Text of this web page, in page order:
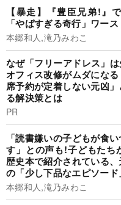
【暴走】『豊臣兄弟!』
「やばすぎる奇行」ワース
本郷和人,滝乃みわこ
なぜ「フリーアドレス」
オフィス改修がムダにな
席予約が定着しない元凶
る解決策とは
PR
「読書嫌いの子どもが食
す」との声も!子どもたち
歴史本で紹介されている
の「少し下品なエピソー
本郷和人,滝乃みわこ